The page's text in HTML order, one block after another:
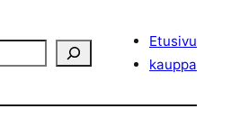
Etusivu
kauppa